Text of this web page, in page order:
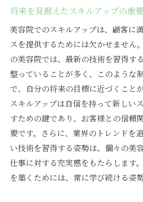
将来を見据えたスキルアップの重
美容院でのスキルアップは、顧客に
スを提供するためには欠かせません
の美容院では、最新の技術を習得す
整っていることが多く、このような
で、自分の将来の目標に近づくこと
スキルアップは自信を持って新しい
すための鍵であり、お客様との信頼
要です。さらに、業界のトレンドを
い技術を習得する姿勢は、個々の美
仕事に対する充実感をもたらします
を築くためには、常に学び続ける姿